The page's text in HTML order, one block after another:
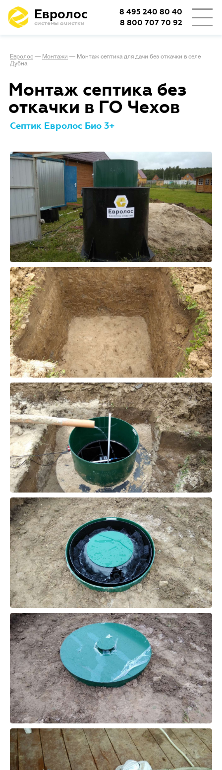
Евролос
системы очистки
8 495 240 80 40
8 800 707 70 92
Евролос — Монтажи — Монтаж септика для дачи без откачки в селе
Дубна
Монтаж септика без
откачки в ГО Чехов
Септик Евролос Био 3+